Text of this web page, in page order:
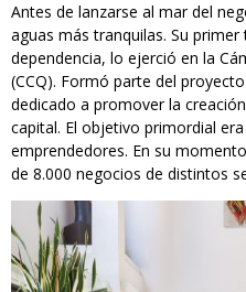
Antes de lanzarse al mar del
aguas más tranquilas. Su
dependencia, lo ejerció en la
(CCQ). Formó parte del
dedicado a promover la
capital. El objetivo primordial
emprendedores. En su
de 8.000 negocios de distintos